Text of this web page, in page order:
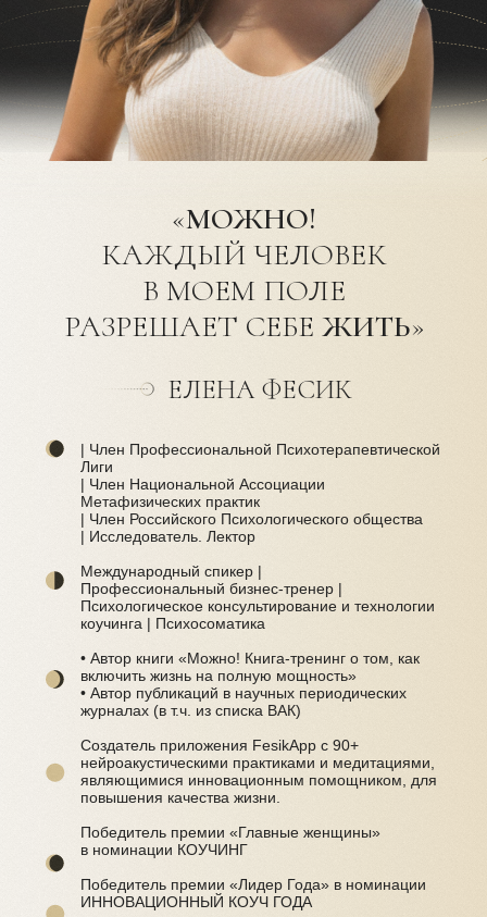
ЕЛЕНА ФЕСИК
| Член Профессиональной Психотерапевтической
Лиги
| Член Национальной Ассоциации
Метафизических практик
| Член Российского Психологического общества
| Исследователь. Лектор
Международный спикер |
Профессиональный бизнес-тренер |
Психологическое консультирование и технологии
коучинга | Психосоматика
• Автор книги «Можно! Книга-тренинг о том, как
включить жизнь на полную мощность»
• Автор публикаций в научных периодических
журналах (в т.ч. из списка ВАК)
Создатель приложения FesikApp с 90+
нейроакустическими практиками и медитациями,
являющимися инновационным помощником, для
повышения качества жизни.
Победитель премии «Главные женщины»
в номинации КОУЧИНГ
Победитель премии «Лидер Года» в номинации
ИННОВАЦИОННЫЙ КОУЧ ГОДА
«МОЖНО!
КАЖДЫЙ ЧЕЛОВЕК
В МОЕМ ПОЛЕ
РАЗРЕШАЕТ СЕБЕ ЖИТЬ»